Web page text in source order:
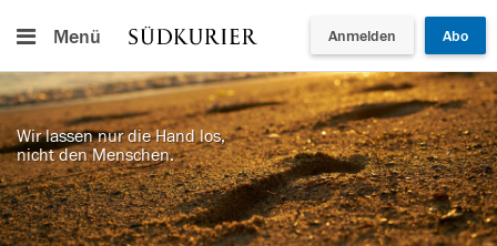
Menü Anmelden Abo
Wir lassen nur die Hand los,
nicht den Menschen.